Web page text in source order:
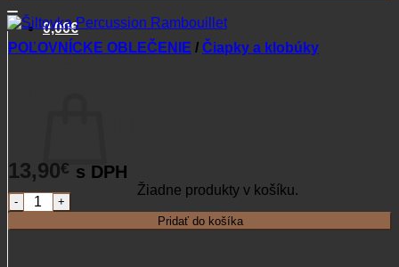
0,00€
Žiadne produkty v košíku.
Vrátiť sa do obchodu
POĽOVNÍCKE OBLEČENIE / Čiapky a klobúky
13,90€ s DPH
množstvo Šiltovka Percussion Rambouillet
Pridať do košíka